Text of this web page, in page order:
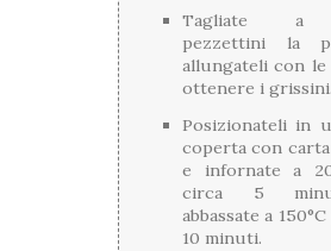
Tagliate a
pezzettini la
allungateli con le
ottenere i grissini.
Posizionateli in
coperta con
e infornate a
circa 5
abbassate a
10 minuti.